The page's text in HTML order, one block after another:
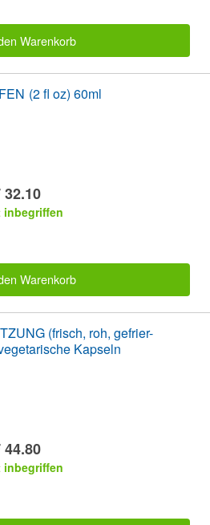
Warenkorb
ELDERBERRY-TROPFEN (2 fl oz) 60ml
32.10
inbegriffen
Warenkorb
(frisch, roh, gefrier-
Kapseln
44.80
inbegriffen